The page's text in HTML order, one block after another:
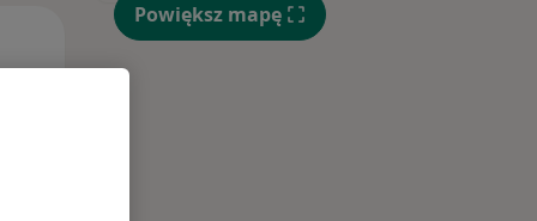
11 Sie
Śr, Czw,
Powiększ mapę